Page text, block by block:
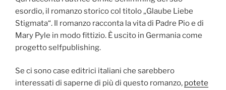
esordio, il romanzo storico col titolo „Glaube Liebe
Stigmata“. Il romanzo racconta la vita di Padre Pio e di
Mary Pyle in modo fittizio. È uscito in Germania come
progetto selfpublishing.
Se ci sono case editrici italiani che sarebbero
interessati di saperne di più di questo romanzo, potete